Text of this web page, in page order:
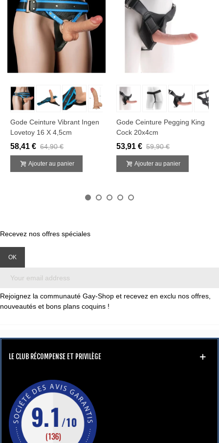
Gode Ceinture Vibrant Ingen
Lovetoy 16 X 4,5cm
58,41 € 64,90 €
Ajouter au panier
Gode Ceinture Pegging King
Cock 20x4cm
53,91 € 59,90 €
Ajouter au panier
Recevez nos offres spéciales
Rejoignez la communauté Gay-Shop et recevez en exclu nos offres,
nouveautés et bons plans coquins !
LE CLUB RÉCOMPENSE ET PRIVILÈGE